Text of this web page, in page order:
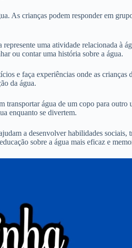
As crianças podem responder em
uma atividade relacionada à
ou contar uma história sobre a água.
e faça experiências onde as crianças
da água.
transportar água de um copo para outro
enquanto se divertem.
a desenvolver habilidades sociais,
sobre a água mais eficaz e